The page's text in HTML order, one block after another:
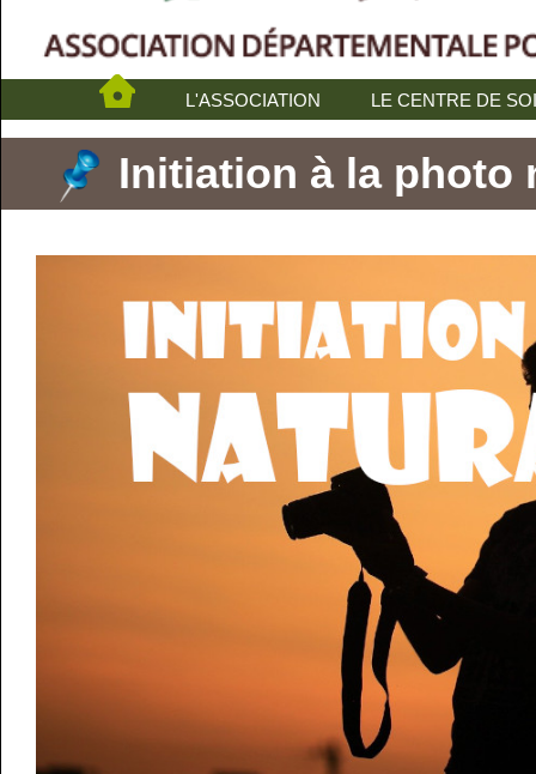
L'ASSOCIATION LE CENTRE DE
Initiation à la photo